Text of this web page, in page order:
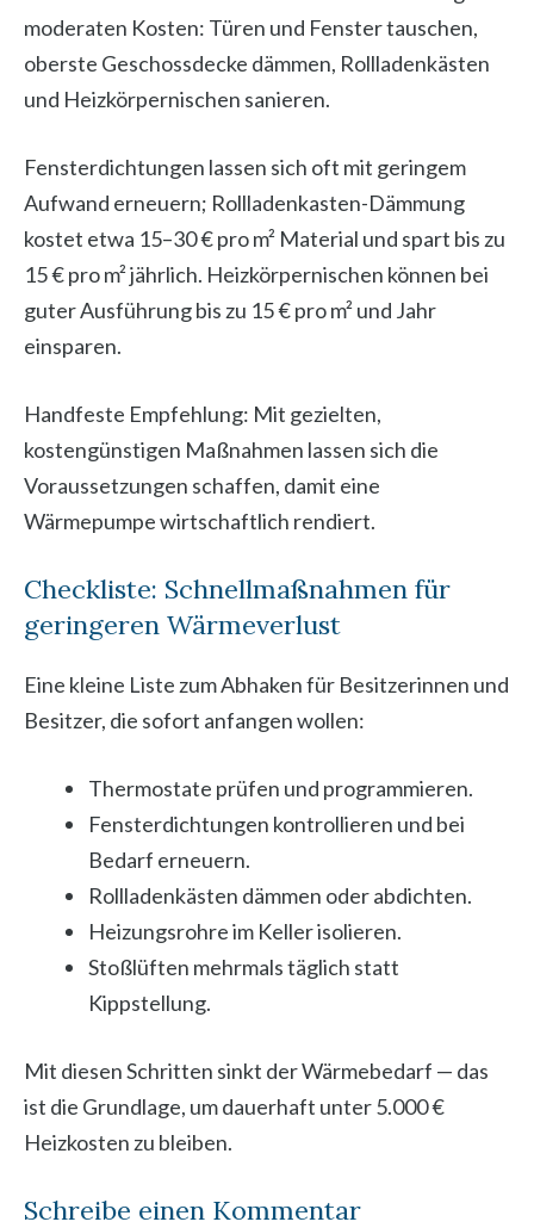
moderaten Kosten: Türen und Fenster tauschen,
oberste Geschossdecke dämmen, Rollladenkästen
und Heizkörpernischen sanieren.
Fensterdichtungen lassen sich oft mit geringem
Aufwand erneuern; Rollladenkasten-Dämmung
kostet etwa 15–30 € pro m² Material und spart bis zu
15 € pro m² jährlich. Heizkörpernischen können bei
guter Ausführung bis zu 15 € pro m² und Jahr
einsparen.
Handfeste Empfehlung: Mit gezielten,
kostengünstigen Maßnahmen lassen sich die
Voraussetzungen schaffen, damit eine
Wärmepumpe wirtschaftlich rendiert.
Checkliste: Schnellmaßnahmen für
geringeren Wärmeverlust
Eine kleine Liste zum Abhaken für Besitzerinnen und
Besitzer, die sofort anfangen wollen:
Thermostate prüfen und programmieren.
Fensterdichtungen kontrollieren und bei
Bedarf erneuern.
Rollladenkästen dämmen oder abdichten.
Heizungsrohre im Keller isolieren.
Stoßlüften mehrmals täglich statt
Kippstellung.
Mit diesen Schritten sinkt der Wärmebedarf — das
ist die Grundlage, um dauerhaft unter 5.000 €
Heizkosten zu bleiben.
Schreibe einen Kommentar